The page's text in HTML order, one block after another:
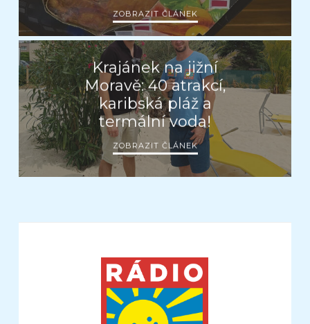
ZOBRAZIT ČLÁNEK
Krajánek na jižní
Moravě: 40 atrakcí,
karibská pláž a
termální voda!
ZOBRAZIT ČLÁNEK